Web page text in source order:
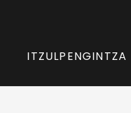
ITZULPENGINTZA